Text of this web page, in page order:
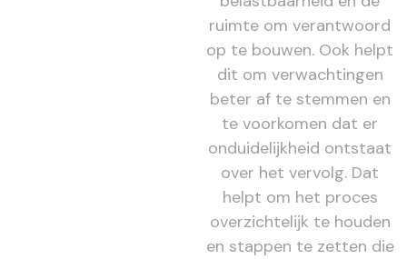
ruimte om verantwoord
op te bouwen. Ook helpt
dit om verwachtingen
beter af te stemmen en
te voorkomen dat er
onduidelijkheid ontstaat
over het vervolg. Dat
helpt om het proces
overzichtelijk te houden
en stappen te zetten die